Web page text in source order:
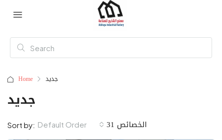
Home جديد
جديد
31 الخصائص Sort by: Default Order